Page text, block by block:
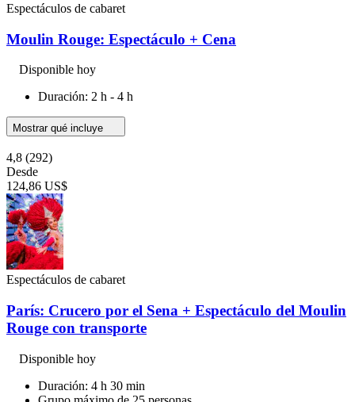
Espectáculos de cabaret
Moulin Rouge: Espectáculo + Cena
Disponible hoy
Duración: 2 h - 4 h
Mostrar qué incluye
4,8 (292)
Desde
124,86 US$
Espectáculos de cabaret
París: Crucero por el Sena + Espectáculo del Moulin
Rouge con transporte
Disponible hoy
Duración: 4 h 30 min